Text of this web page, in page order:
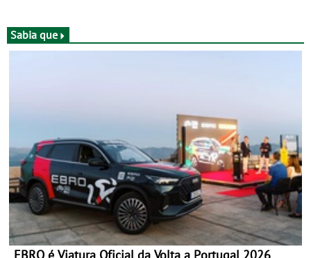
elite feminina num Campeonato da Europa.
Sabia que